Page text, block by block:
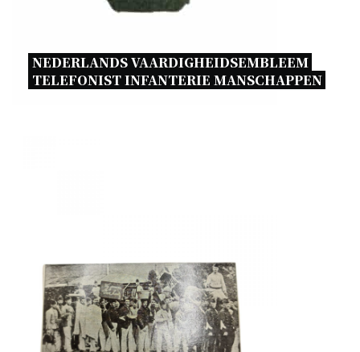
NEDERLANDS VAARDIGHEIDSEMBLEEM
TELEFONIST INFANTERIE MANSCHAPPEN